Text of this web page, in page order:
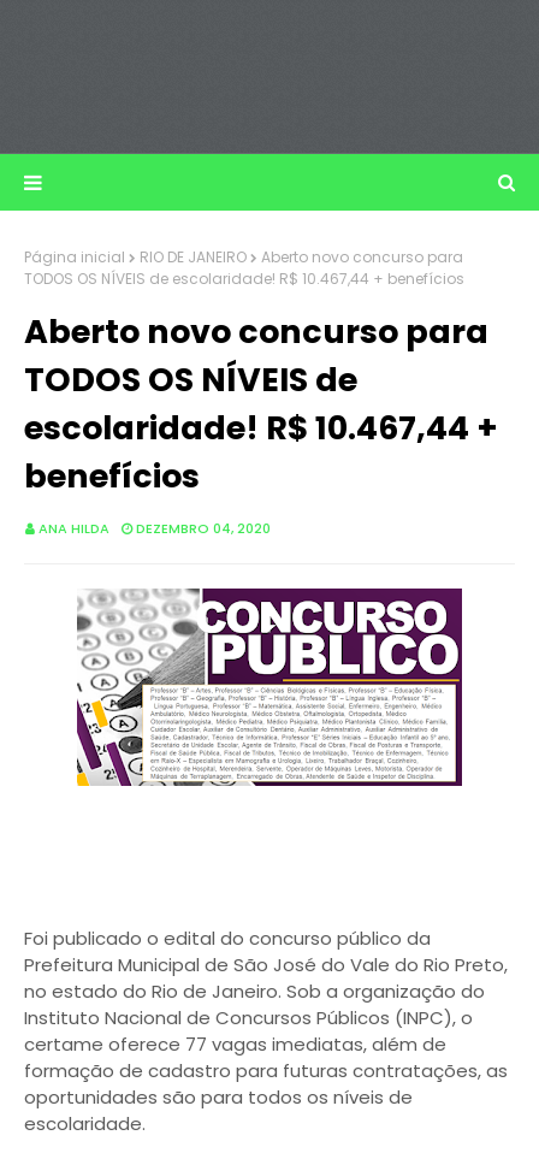
Página inicial RIO DE JANEIRO
Aberto novo concurso para
TODOS OS NÍVEIS de escolaridade! R$ 10.467,44 + benefícios
Aberto novo concurso para
TODOS OS NÍVEIS de
escolaridade! R$ 10.467,44 +
benefícios
ANA HILDA DEZEMBRO 04, 2020
Foi publicado o edital do concurso público da
Prefeitura Municipal de São José do Vale do Rio Preto,
no estado do Rio de Janeiro. Sob a organização do
Instituto Nacional de Concursos Públicos (INPC), o
certame oferece 77 vagas imediatas, além de
formação de cadastro para futuras contratações, as
oportunidades são para todos os níveis de
escolaridade.